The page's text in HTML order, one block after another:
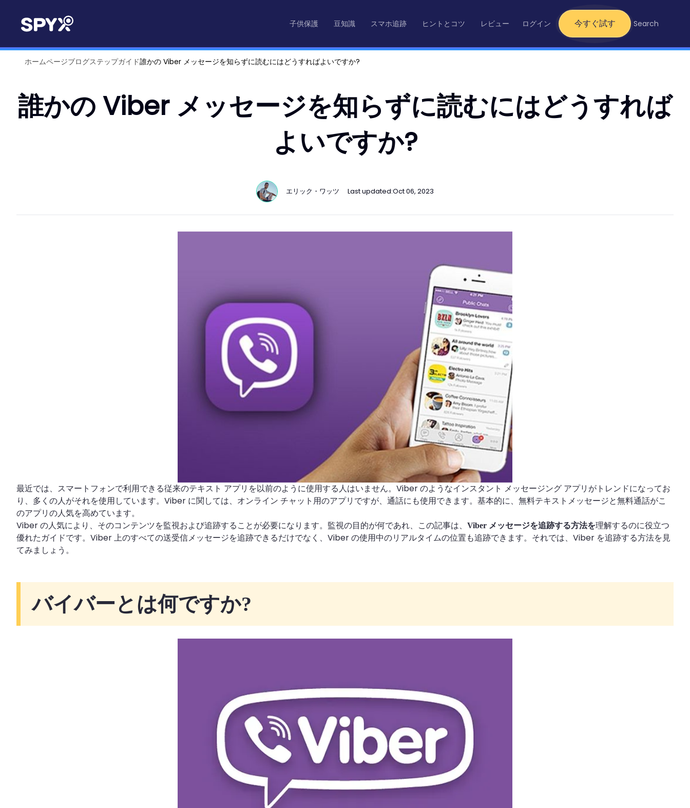
子供保護 豆知識 スマホ追跡 ヒントとコツ レビュー ログイン 今すぐ試す Search
ホームページブログステップガイド誰かの Viber メッセージを知らずに読むにはどうすればよいですか?
誰かの Viber メッセージを知らずに読むにはどうすれば
よいですか?
エリック・ワッツ Last updated:Oct 06, 2023
最近では、スマートフォンで利用できる従来のテキスト アプリを以前のように使用する人はいません。Viber のようなインスタント メッセージング アプリがトレンドになってお
り、多くの人がそれを使用しています。Viber に関しては、オンライン チャット用のアプリですが、通話にも使用できます。基本的に、無料テキストメッセージと無料通話がこ
のアプリの人気を高めています。
Viber の人気により、そのコンテンツを監視および追跡することが必要になります。監視の目的が何であれ、この記事は、
Viber メッセージを追跡する方法を理解するのに役立つ
優れたガイドです。Viber 上のすべての送受信メッセージを追跡できるだけでなく、Viber の使用中のリアルタイムの位置も追跡できます。それでは、Viber を追跡する方法を見
てみましょう。
バイバーとは何ですか?